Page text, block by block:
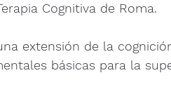
Cognitiva de Roma.
extensión de la
básicas para la